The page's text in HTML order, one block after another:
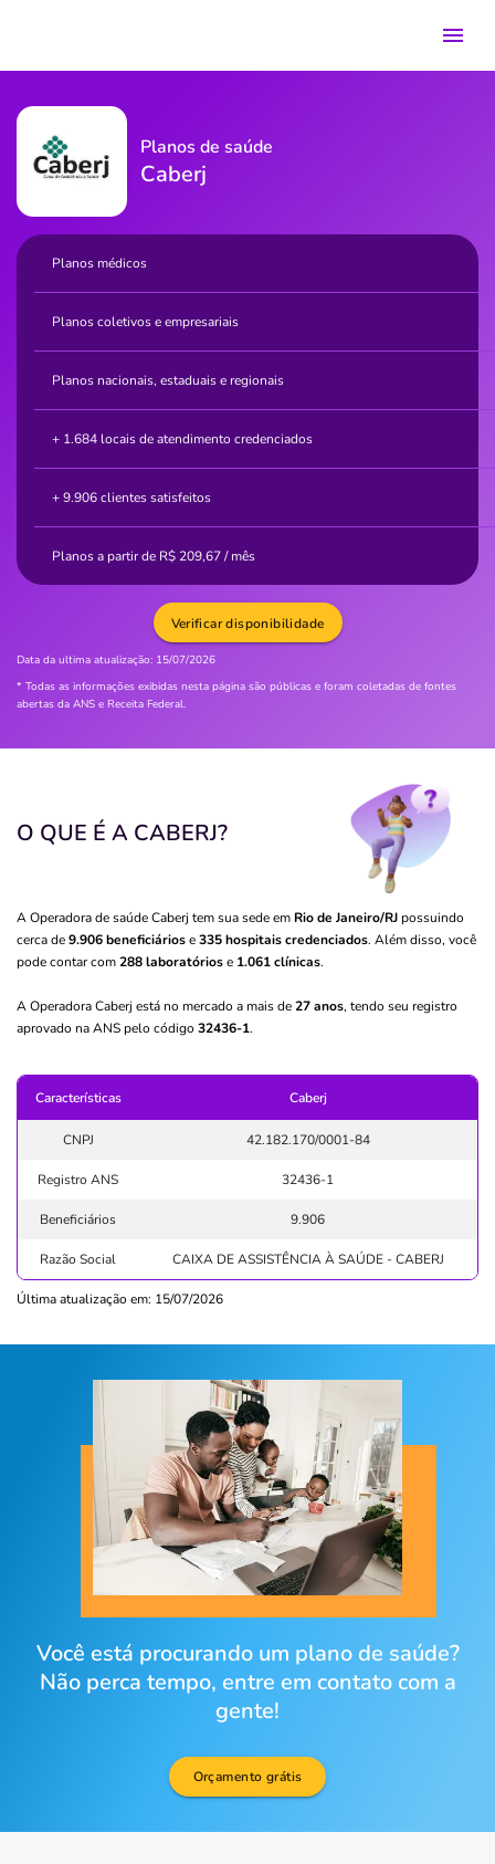
Planos de saúde
Caberj
Planos médicos
Planos coletivos e empresariais
Planos nacionais, estaduais e regionais
+ 1.684 locais de atendimento credenciados
+ 9.906 clientes satisfeitos
Planos a partir de R$ 209,67/ mês
Data da ultima atualização: 15/07/2026
* Todas as informações exibidas nesta página são públicas e foram coletadas de fontes
abertas da ANS e Receita Federal.
Verificar disponibilidade
O QUE É A CABERJ?
A Operadora de saúde Caberj tem sua sede em Rio de Janeiro/RJpossuindo
cerca de9.906 beneficiáriose335 hospitais credenciados. Além disso, você
pode contar com288 laboratóriose 1.061 clínicas.
A Operadora Caberj está no mercado a mais de27 anos, tendo seu registro
aprovado na ANS pelo código 32436-1.
Características Caberj
CNPJ 42.182.170/0001-84
Registro ANS 32436-1
Beneficiários 9.906
Razão Social CAIXA DE ASSISTÊNCIA À SAÚDE - CABERJ
Última atualização em: 15/07/2026
Você está procurando um plano de saúde?
Não perca tempo, entre em contato com a
gente!
Orçamento grátis